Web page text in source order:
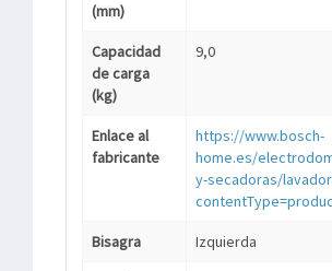
(mm)
Capacidad
de carga
(kg)
9,0
Enlace al
fabricante
https://www.bosch-
home.es/
y-secadoras/
Bisagra Izquierda